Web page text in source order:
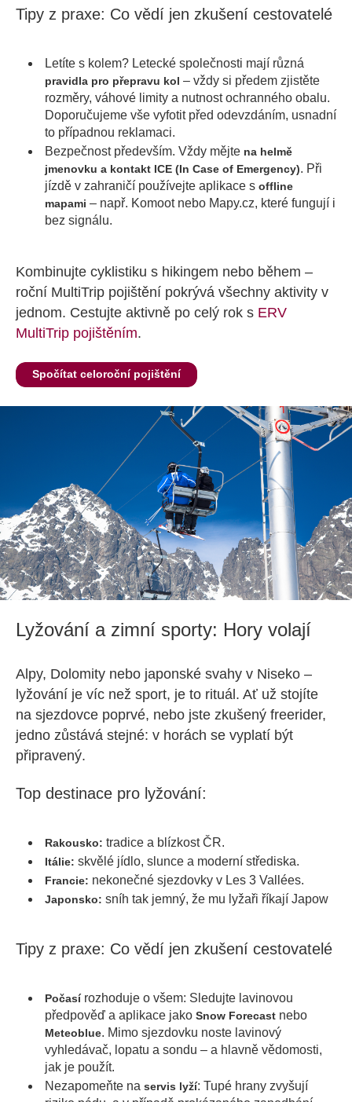
Tipy z praxe: Co vědí jen zkušení cestovatelé
Letíte s kolem? Letecké společnosti mají různá
pravidla pro přepravu kol – vždy si předem zjistěte
rozměry, váhové limity a nutnost ochranného obalu.
Doporučujeme vše vyfotit před odevzdáním, usnadní
to případnou reklamaci.
Bezpečnost především. Vždy mějte na helmě
jmenovku a kontakt ICE (In Case of Emergency). Při
jízdě v zahraničí používejte aplikace s offline
mapami – např. Komoot nebo Mapy.cz, které fungují i
bez signálu.
Kombinujte cyklistiku s hikingem nebo během –
roční MultiTrip pojištění pokrývá všechny aktivity v
jednom. Cestujte aktivně po celý rok s ERV
MultiTrip pojištěním.
Spočítat celoroční pojištění
Lyžování a zimní sporty: Hory volají
Alpy, Dolomity nebo japonské svahy v Niseko –
lyžování je víc než sport, je to rituál. Ať už stojíte
na sjezdovce poprvé, nebo jste zkušený freerider,
jedno zůstává stejné: v horách se vyplatí být
připravený.
Top destinace pro lyžování:
Rakousko: tradice a blízkost ČR.
Itálie: skvělé jídlo, slunce a moderní střediska.
Francie: nekonečné sjezdovky v Les 3 Vallées.
Japonsko: sníh tak jemný, že mu lyžaři říkají Japow
Tipy z praxe: Co vědí jen zkušení cestovatelé
Počasí rozhoduje o všem: Sledujte lavinovou
předpověď a aplikace jako Snow Forecast nebo
Meteoblue. Mimo sjezdovku noste lavinový
vyhledávač, lopatu a sondu – a hlavně vědomosti,
jak je použít.
Nezapomeňte na servis lyží: Tupé hrany zvyšují